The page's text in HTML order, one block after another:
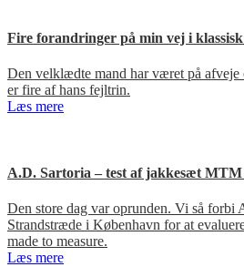
Fire forandringer på min vej i
Den velklædte mand har været på afveje
er fire af hans fejltrin.
Læs mere
A.D. Sartoria – test af jakkesæt MTM
Den store dag var oprunden. Vi så forbi
Strandstræde i København for at
made to measure.
Læs mere